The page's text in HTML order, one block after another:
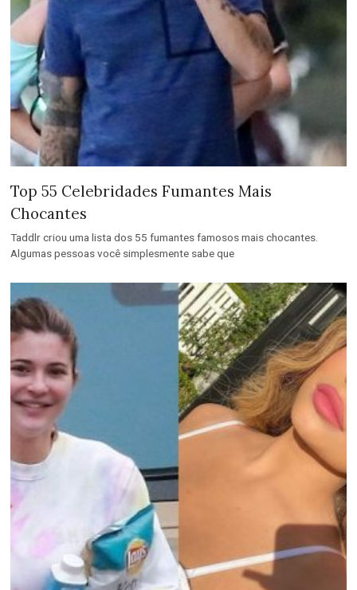
Top 55 Celebridades Fumantes Mais
Chocantes
Taddlr criou uma lista dos 55 fumantes famosos mais chocantes.
Algumas pessoas você simplesmente sabe que